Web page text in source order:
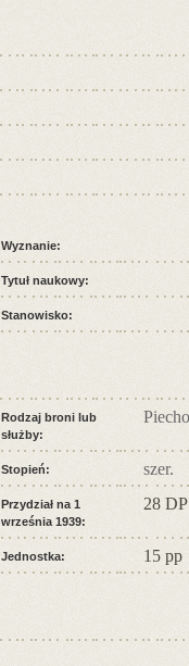
Wyznanie:
Tytuł naukowy:
Stanowisko:
Rodzaj broni lub
służby:
Stopień: szer.
Przydział na 1
września 1939:
28 DP
Jednostka: 15 pp